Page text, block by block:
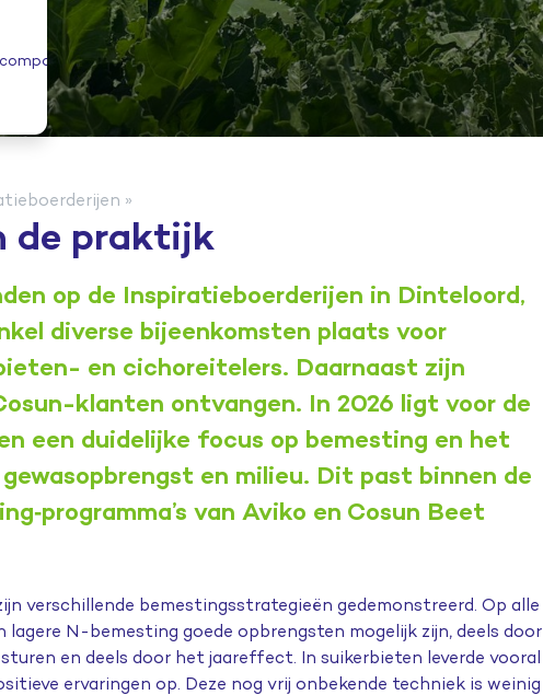
»
de praktijk
op de Inspiratieboerderijen in Dinteloord,
diverse bijeenkomsten plaats voor
en cichoreitelers. Daarnaast zijn
klanten ontvangen. In 2026 ligt voor de
een duidelijke focus op bemesting en het
en milieu. Dit past binnen de
van Aviko en Cosun Beet
verschillende bemestingsstrategieëngedemonstreerd. Op alle
N-bemesting goede opbrengsten mogelijk zijn, deels door
en deelsdoor het jaareffect. In suikerbieten leverdevooral
ervaringen op. Deze nog vrij onbekende techniek is weinig